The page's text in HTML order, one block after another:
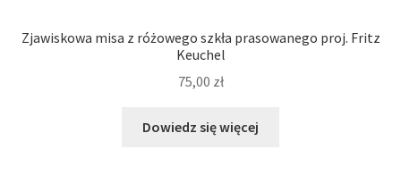
Zjawiskowa misa z różowego szkła prasowanego proj. Fritz
Keuchel
75,00 zł
Dowiedz się więcej